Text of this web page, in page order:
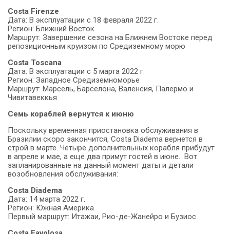
Costa Firenze
Дата: В эксплуатации с 18 февраля 2022 г.
Регион: Ближний Восток
Маршрут: Завершение сезона на Ближнем Востоке перед
репозиционным круизом по Средиземному морю
Costa Toscana
Дата: В эксплуатации с 5 марта 2022 г.
Регион: Западное Средиземноморье
Маршрут: Марсель, Барселона, Валенсия, Палермо и
Чивитавеккья
Семь кораблей вернутся к июню
Поскольку временная приостановка обслуживания в
Бразилии скоро закончится, Costa Diadema вернется в
строй в марте. Четыре дополнительных корабля прибудут
в апреле и мае, а еще два примут гостей в июне. Вот
запланированные на данный момент даты и детали
возобновления обслуживания:
Costa Diadema
Дата: 14 марта 2022 г.
Регион: Южная Америка
Первый маршрут: Итажаи, Рио-де-Жанейро и Бузиос